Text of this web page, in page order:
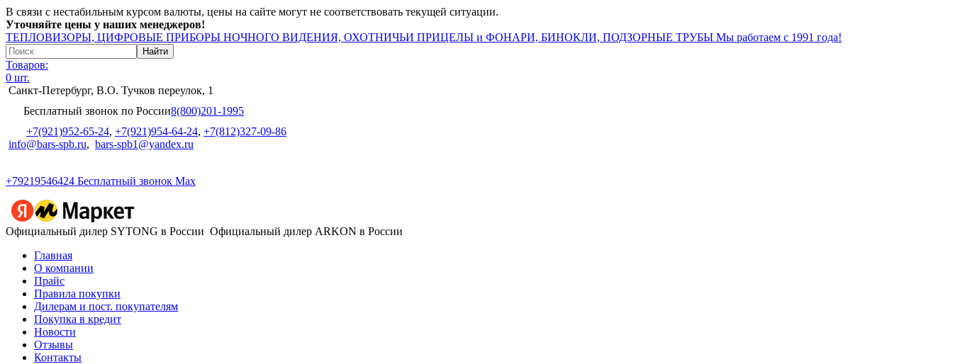
В связи с нестабильным курсом валюты, цены на сайте могут не соответствовать текущей ситуации.
Уточняйте цены у наших менеджеров!
ТЕПЛОВИЗОРЫ, ЦИФРОВЫЕ ПРИБОРЫ НОЧНОГО ВИДЕНИЯ, ОХОТНИЧЬИ ПРИЦЕЛЫ и ФОНАРИ, БИНОКЛИ, ПОДЗОРНЫЕ ТРУБЫ Мы работаем с 1991 года!
Товаров:
0 шт.
Санкт-Петербург, В.О. Тучков переулок, 1
Бесплатный звонок по России8(800)201-1995
+7(921)952-65-24, +7(921)954-64-24, +7(812)327-09-86
info@bars-spb.ru, bars-spb1@yandex.ru
+79219546424 Бесплатный звонок Max
Официальный дилер SYTONG в России Официальный дилер ARKON в России
Главная
О компании
Прайс
Правила покупки
Дилерам и пост. покупателям
Покупка в кредит
Новости
Отзывы
Контакты